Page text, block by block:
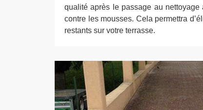
qualité après le passage au nettoyage
contre les mousses. Cela permettra
restants sur votre terrasse.